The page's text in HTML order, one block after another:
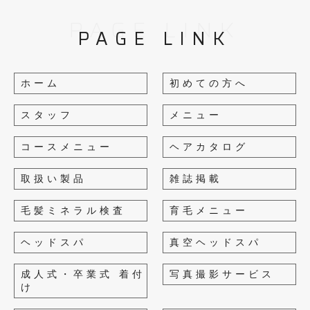
PAGE LINK
PAGE LINK
ホーム 初めての方へ
スタッフ メニュー
コースメニュー ヘアカタログ
取扱い製品 雑誌掲載
毛髪ミネラル検査 育毛メニュー
ヘッドスパ 真空ヘッドスパ
成人式・卒業式 着付
け
写真撮影サービス